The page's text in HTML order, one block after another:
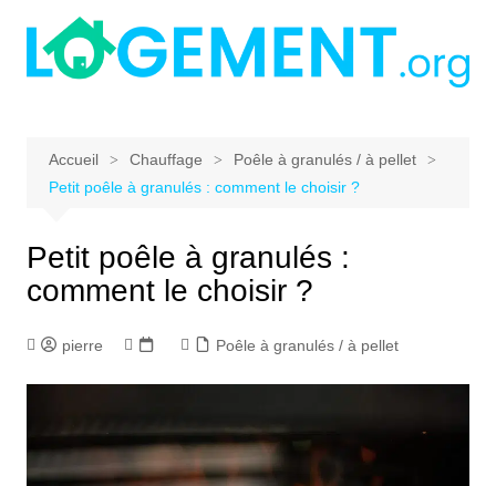
contenu
Accueil Chauffage
Poêle à granulés / à pellet
Petit poêle à granulés : comment le choisir ?
Petit poêle à granulés :
comment le choisir ?
pierre Poêle à granulés / à pellet